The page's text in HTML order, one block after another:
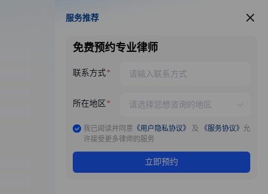
服务推荐
服务推荐
免费预约专业律师
联系方式
所在地区
我已阅读并同意 《用户隐私协议》 及 《服务协议》 允
许接受更多律师的服务
立即预约